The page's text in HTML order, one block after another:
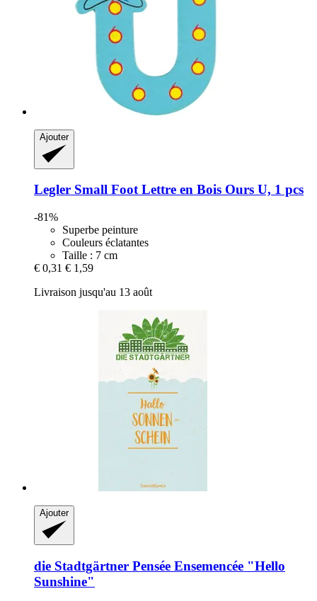
Ajouter
Legler Small FootLettre en Bois Ours U, 1 pcs
-81%
Superbe peinture
Couleurs éclatantes
Taille : 7 cm
€ 0,31 € 1,59
Livraison jusqu'au 13 août
Ajouter
die Stadtgärtner Pensée Ensemencée "Hello
Sunshine"